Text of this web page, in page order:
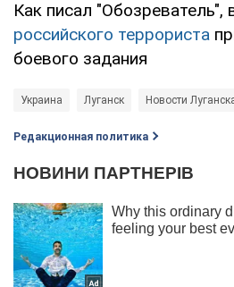
Как писал "Обозреватель",
российского террориста
боевого задания
Украина Луганск Новости
Редакционная политика